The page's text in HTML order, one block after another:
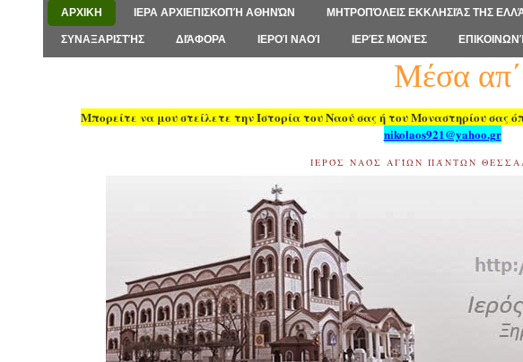
ΑΡΧΙΚΗ ΙΕΡΑ ΑΡΧΙΕΠΙΣΚΟΠΉ ΑΘΗΝΏΝ ΜΗΤΡΟΠΌΛΕΙΣ ΕΚΚΛΗΣΙΆΣ ΤΗΣ
ΣΥΝΑΞΑΡΙΣΤΉΣ ΔΙΆΦΟΡΑ ΙΕΡΟΊ ΝΑΟΊ ΙΕΡΈΣ ΜΟΝΈΣ
Μέσα
Μπορείτε να μου στείλετε την Ιστορία του Ναού σας ή του Μοναστηρίου σας
nikolaos921@yahoo.gr
ΙΕΡΌΣ ΝΑΌΣ ΑΓΊΩΝ ΠΆΝΤΩΝ